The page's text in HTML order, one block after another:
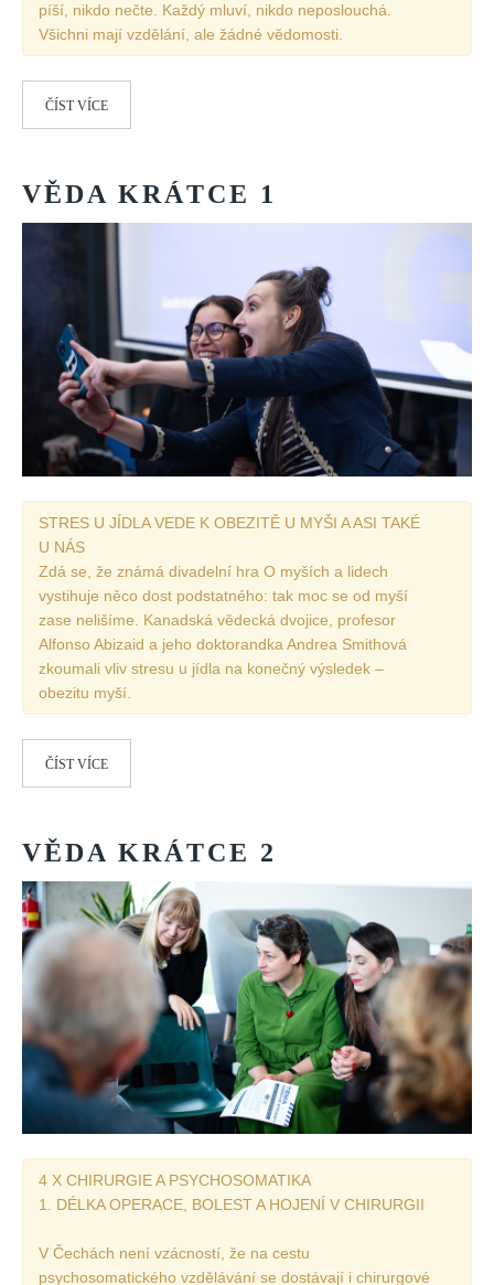
píší, nikdo nečte. Každý mluví, nikdo neposlouchá.
Všichni mají vzdělání, ale žádné vědomosti.
ČÍST VÍCE
VĚDA KRÁTCE 1
STRES U JÍDLA VEDE K OBEZITĚ U MYŠI A ASI TAKÉ
U NÁS
Zdá se, že známá divadelní hra O myších a lidech
vystihuje něco dost podstatného: tak moc se od myší
zase nelišíme. Kanadská vědecká dvojice, profesor
Alfonso Abizaid a jeho doktorandka Andrea Smithová
zkoumali vliv stresu u jídla na konečný výsledek –
obezitu myší.
ČÍST VÍCE
VĚDA KRÁTCE 2
4 X CHIRURGIE A PSYCHOSOMATIKA
1. DÉLKA OPERACE, BOLEST A HOJENÍ V CHIRURGII
V Čechách není vzácností, že na cestu
psychosomatického vzdělávání se dostávají i chirurgové